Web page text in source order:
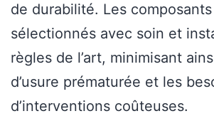
de durabilité. Les
sélectionnés avec soin et
règles de l’art, minimisant
d’usure prématurée et les
d’interventions coûteuses.